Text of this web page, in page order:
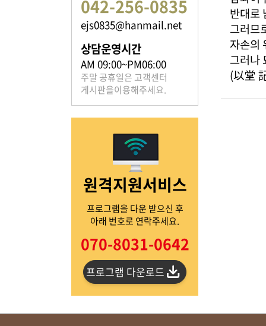
족보 자료실
은진송씨의 족보를 확인하실 수 있습니다.
은진송씨의 전달 사항을
042-256-0835
ejs0835@hanmail.net
상담운영시간
AM 09:00~PM06:00
주말 공휴일은 고객센터
게시판을이용해주세요.
원격지원서비스
프로그램을 다운 받으신 후
아래 번호로 연락주세요.
070-8031-0642
프로그램 다운로드
반대로
그러므
자손의
그러나
(以堂